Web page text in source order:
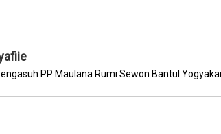
PP Maulana Rumi Sewon Bantul